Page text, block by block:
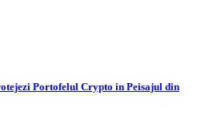
Portofelul Crypto in Peisajul din